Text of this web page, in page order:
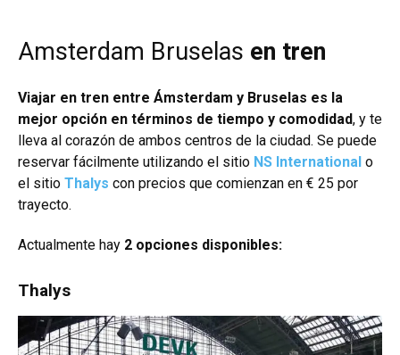
Amsterdam Bruselas en tren
Viajar en tren entre Ámsterdam y Bruselas es la
mejor opción en términos de tiempo y comodidad, y te
lleva al corazón de ambos centros de la ciudad. Se puede
reservar fácilmente utilizando el sitio NS International o
el sitio Thalys con precios que comienzan en € 25 por
trayecto.
Actualmente hay 2 opciones disponibles:
Thalys